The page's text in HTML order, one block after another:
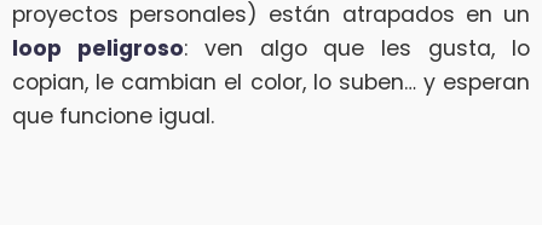
proyectos personales) están atrapados en un
loop peligroso: ven algo que les gusta, lo
copian, le cambian el color, lo suben… y esperan
que funcione igual.